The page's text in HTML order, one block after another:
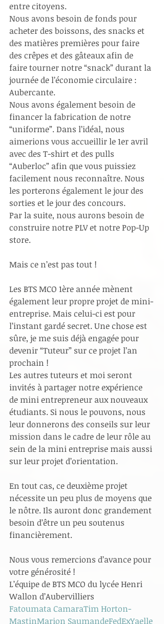
entre citoyens.
Nous avons besoin de fonds pour
acheter des boissons, des snacks et
des matières premières pour faire
des crêpes et des gâteaux afin de
faire tourner notre “snack” durant la
journée de l’économie circulaire :
Aubercante.
Nous avons également besoin de
financer la fabrication de notre
“uniforme”. Dans l’idéal, nous
aimerions vous accueillir le 1er avril
avec des T-shirt et des pulls
“Auberloc” afin que vous puissiez
facilement nous reconnaître. Nous
les porterons également le jour des
sorties et le jour des concours.
Par la suite, nous aurons besoin de
construire notre PLV et notre Pop-Up
store.
Mais ce n’est pas tout !
Les BTS MCO 1ère année mènent
également leur propre projet de mini-
entreprise. Mais celui-ci est pour
l’instant gardé secret. Une chose est
sûre, je me suis déjà engagée pour
devenir “Tuteur” sur ce projet l’an
prochain !
Les autres tuteurs et moi seront
invités à partager notre expérience
de mini entrepreneur aux nouveaux
étudiants. Si nous le pouvons, nous
leur donnerons des conseils sur leur
mission dans le cadre de leur rôle au
sein de la mini entreprise mais aussi
sur leur projet d’orientation.
En tout cas, ce deuxième projet
nécessite un peu plus de moyens que
le nôtre. Ils auront donc grandement
besoin d’être un peu soutenus
financièrement.
Nous vous remercions d’avance pour
votre générosité !
L’équipe de BTS MCO du lycée Henri
Wallon d’Aubervilliers
Fatoumata CamaraTim Horton-
MastinMarion SaumandeFedExYaelle